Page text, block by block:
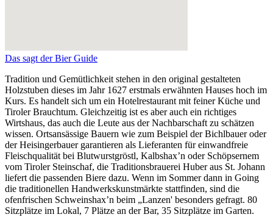
Das sagt der Bier Guide
Tradition und Gemütlichkeit stehen in den original gestalteten
Holzstuben dieses im Jahr 1627 erstmals erwähnten Hauses hoch im
Kurs. Es handelt sich um ein Hotelrestaurant mit feiner Küche und
Tiroler Brauchtum. Gleichzeitig ist es aber auch ein richtiges
Wirtshaus, das auch die Leute aus der Nachbarschaft zu schätzen
wissen. Ortsansässige Bauern wie zum Beispiel der Bichlbauer oder
der Heisingerbauer garantieren als Lieferanten für einwandfreie
Fleischqualität bei Blutwurstgröstl, Kalbshax’n oder Schöpsernem
vom Tiroler Steinschaf, die Traditionsbrauerei Huber aus St. Johann
liefert die passenden Biere dazu. Wenn im Sommer dann in Going
die traditionellen Handwerkskunstmärkte stattfinden, sind die
ofenfrischen Schweinshax’n beim „Lanzen' besonders gefragt. 80
Sitzplätze im Lokal, 7 Plätze an der Bar, 35 Sitzplätze im Garten.